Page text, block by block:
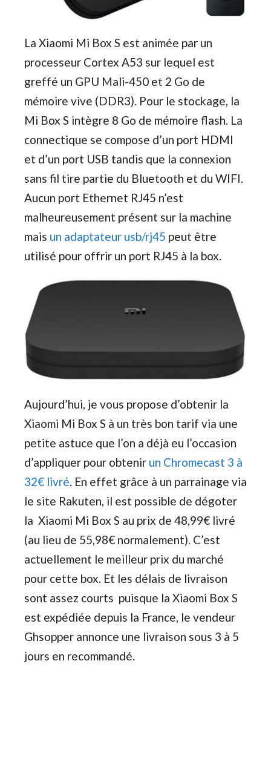
La Xiaomi Mi Box S est animée par un
processeur Cortex A53 sur lequel est
greffé un GPU Mali-450 et 2 Go de
mémoire vive (DDR3). Pour le stockage, la
Mi Box S intègre 8 Go de mémoire flash. La
connectique se compose d’un port HDMI
et d’un port USB tandis que la connexion
sans fil tire partie du Bluetooth et du WIFI.
Aucun port Ethernet RJ45 n’est
malheureusement présent sur la machine
mais un adaptateur usb/rj45 peut être
utilisé pour offrir un port RJ45 à la box.
Aujourd’hui, je vous propose d’obtenir la
Xiaomi Mi Box S à un très bon tarif via une
petite astuce que l’on a déjà eu l’occasion
d’appliquer pour obtenir un Chromecast 3 à
32€ livré. En effet grâce à un parrainage via
le site Rakuten, il est possible de dégoter
la Xiaomi Mi Box S au prix de 48,99€ livré
(au lieu de 55,98€ normalement). C’est
actuellement le meilleur prix du marché
pour cette box. Et les délais de livraison
sont assez courts puisque la Xiaomi Box S
est expédiée depuis la France, le vendeur
Ghsopper annonce une livraison sous 3 à 5
jours en recommandé.